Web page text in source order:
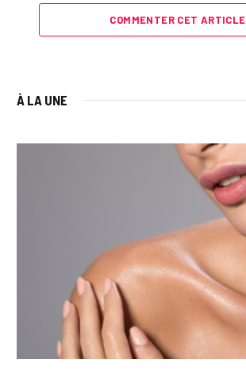
COMMENTER CET ARTICLE
À LA UNE